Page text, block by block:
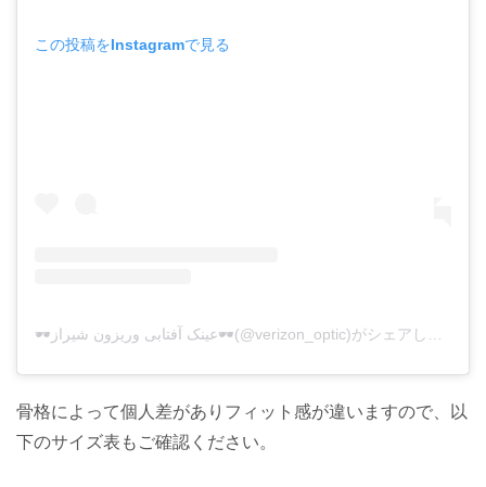
この投稿をInstagramで見る
骨格によって個人差がありフィット感が違いますので、以
下のサイズ表もご確認ください。